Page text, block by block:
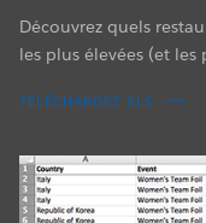
Découvrez quels
les plus élevées (et les
TÉLÉCHARGEZ XLS